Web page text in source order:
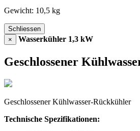
Gewicht: 10,5 kg
Schliessen
×
Wasserkühler 1,3 kW
Geschlossener
Geschlossener Kühlwasser-Rückkühler
Technische Spezifikationen: